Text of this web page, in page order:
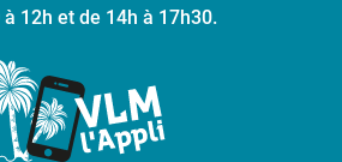
12h et de 14h à 17h30.